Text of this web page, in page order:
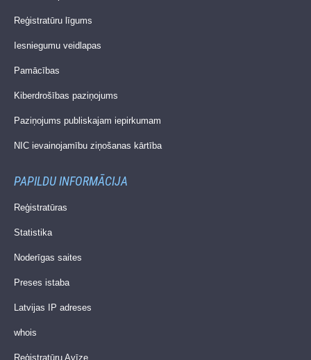
Reģistratūru līgums
Iesniegumu veidlapas
Pamācības
Kiberdrošības paziņojums
Paziņojums publiskajam iepirkumam
NIC ievainojamību ziņošanas kārtība
PAPILDU INFORMĀCIJA
Reģistratūras
Statistika
Noderīgas saites
Preses istaba
Latvijas IP adreses
whois
Reģistratūru Avīze